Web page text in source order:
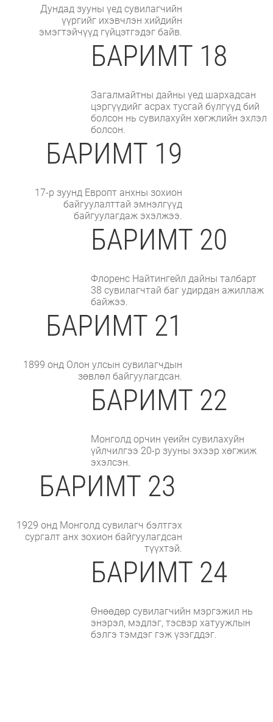
Дундад зууны үед сувилагчийн
үүргийг ихэвчлэн хийдийн
эмэгтэйчүүд гүйцэтгэдэг байв.
БАРИМТ 18
Загалмайтны дайны үед шархадсан
цэргүүдийг асрах тусгай бүлгүүд бий
болсон нь сувилахуйн хөгжлийн эхлэл
болсон.
БАРИМТ 19
17-р зуунд Европт анхны зохион
байгуулалттай эмнэлгүүд
байгуулагдаж эхэлжээ.
БАРИМТ 20
Флоренс Найтингейл дайны талбарт
38 сувилагчтай баг удирдан ажиллаж
байжээ.
БАРИМТ 21
1899 онд Олон улсын сувилагчдын
зөвлөл байгуулагдсан.
БАРИМТ 22
Монголд орчин үеийн сувилахуйн
үйлчилгээ 20-р зууны эхээр хөгжиж
эхэлсэн.
БАРИМТ 23
1929 онд Монголд сувилагч бэлтгэх
сургалт анх зохион байгуулагдсан
түүхтэй.
БАРИМТ 24
Өнөөдөр сувилагчийн мэргэжил нь
энэрэл, мэдлэг, тэсвэр хатуужлын
бэлгэ тэмдэг гэж үзэгддэг.